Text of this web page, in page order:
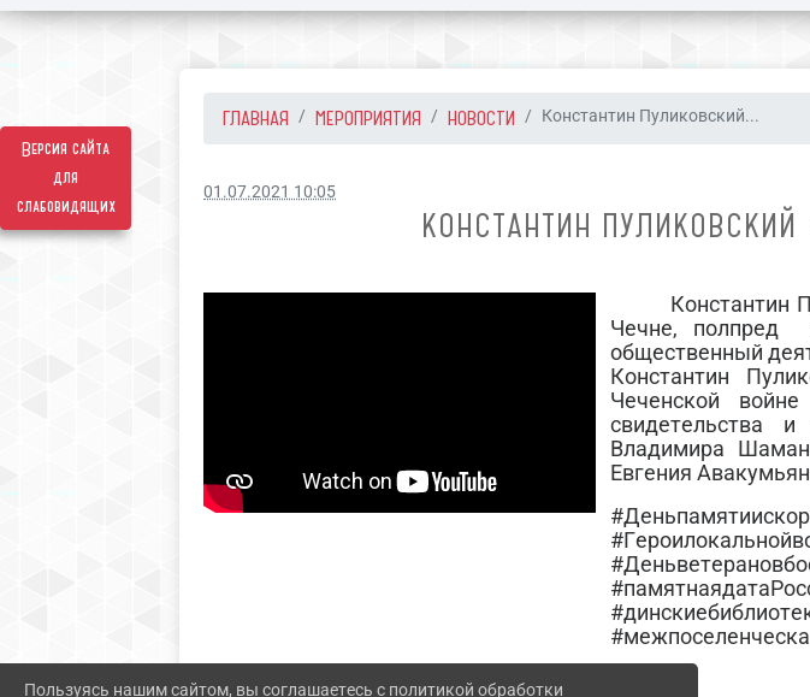
Версия сайта
для
слабовидящих
ГЛАВНАЯ МЕРОПРИЯТИЯ НОВОСТИ Константин Пуликовский...
01.07.2021 10:05
КОНСТАНТИН
Константин
Чечне, полпред
общественный
Константин
Чеченской
свидетельства
Владимира
Евгения
Пользуясь нашим сайтом, вы соглашаетесь с политикой обработки